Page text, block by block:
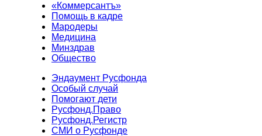
«Коммерсантъ»
Помощь в кадре
Мародеры
Медицина
Минздрав
Общество
Эндаумент Русфонда
Особый случай
Помогают дети
Русфонд.Право
Русфонд.Регистр
СМИ о Русфонде